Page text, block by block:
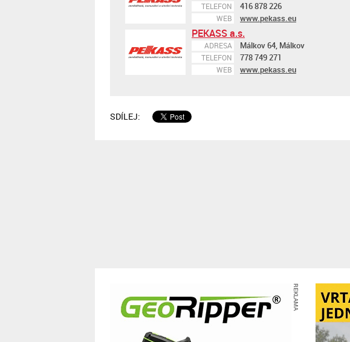
TELEFON 416 878 226
WEB www.pekass.eu
PEKASS a.s.
ADRESA Málkov 64, Málkov
TELEFON 778 749 271
WEB www.pekass.eu
SDÍLEJ:
REKLAMA